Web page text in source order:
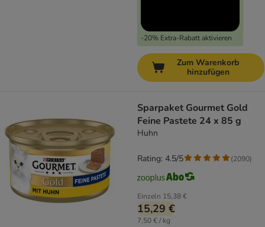
-20% Extra-Rabatt aktivieren
Zum Warenkorb
hinzufügen
Sparpaket Gourmet Gold
Feine Pastete 24 x 85 g
Huhn
Einzeln 15,38 €
15,29 €
7,50 € / kg
Rating: 4.5/5 (2090)